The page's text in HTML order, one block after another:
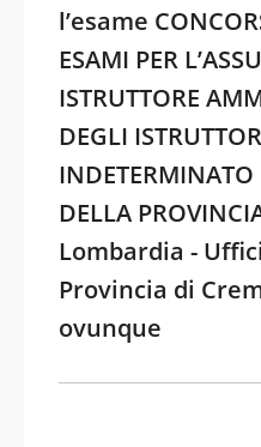
l’esame
ESAMI PER
ISTRUTTORE
DEGLI
INDETERMINATO
DELLA
Lombardia -
Provincia di
ovunque